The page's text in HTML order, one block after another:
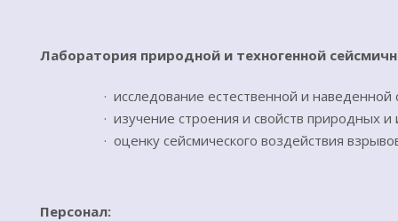
Лаборатория природной и техногенной
· исследование естественной и
· изучение строения и свойств природных
· оценку сейсмического воздействия
Персонал: